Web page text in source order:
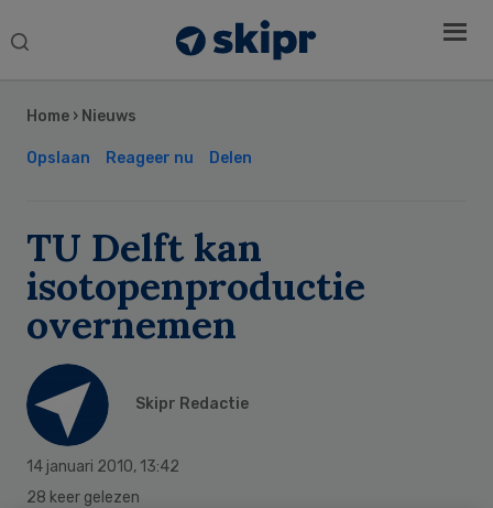
Search
Home › Nieuws
Opslaan Reageer nu Delen
TU Delft kan
isotopenproductie
overnemen
Skipr Redactie
14 januari 2010, 13:42
28 keer gelezen
Sidebar